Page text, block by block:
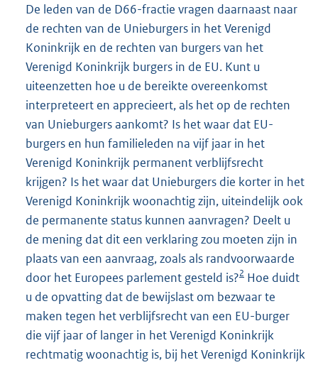
De leden van de D66-fractie vragen daarnaast naar
de rechten van de Unieburgers in het Verenigd
Koninkrijk en de rechten van burgers van het
Verenigd Koninkrijk burgers in de EU. Kunt u
uiteenzetten hoe u de bereikte overeenkomst
interpreteert en apprecieert, als het op de rechten
van Unieburgers aankomt? Is het waar dat EU-
burgers en hun familieleden na vijf jaar in het
Verenigd Koninkrijk permanent verblijfsrecht
krijgen? Is het waar dat Unieburgers die korter in het
Verenigd Koninkrijk woonachtig zijn, uiteindelijk ook
de permanente status kunnen aanvragen? Deelt u
de mening dat dit een verklaring zou moeten zijn in
plaats van een aanvraag, zoals als randvoorwaarde
door het Europees parlement gesteld is?2 Hoe duidt
u de opvatting dat de bewijslast om bezwaar te
maken tegen het verblijfsrecht van een EU-burger
die vijf jaar of langer in het Verenigd Koninkrijk
rechtmatig woonachtig is, bij het Verenigd Koninkrijk